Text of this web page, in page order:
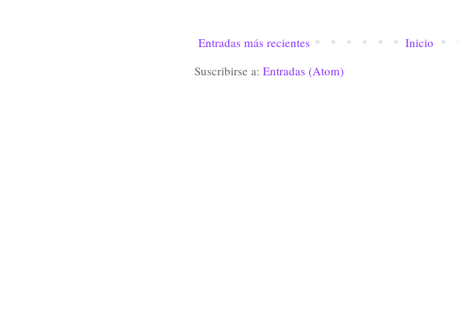
Entradas más recientes
Inicio
Suscribirse a: Entradas (Atom)